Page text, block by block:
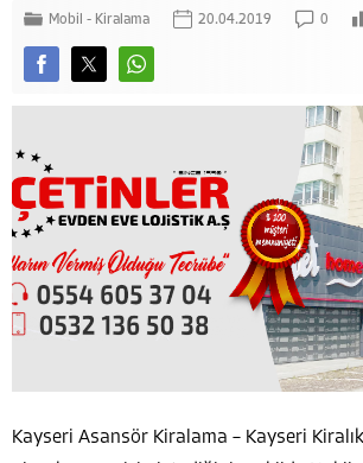
Mobil - Kiralama 20.04.2019 0
Kayseri Asansör Kiralama – Kayseri